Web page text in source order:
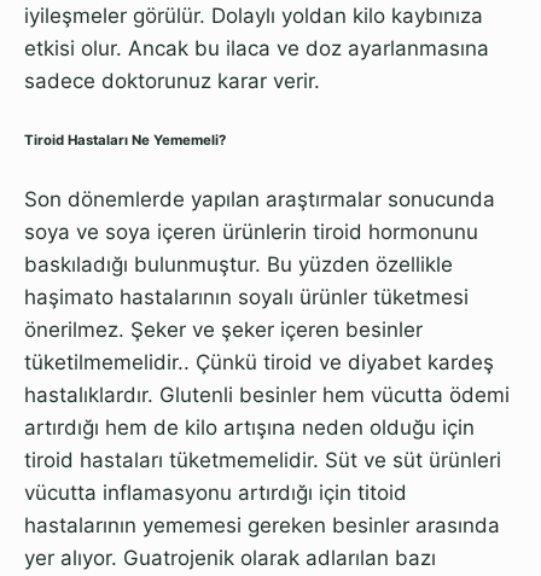
iyileşmeler görülür. Dolaylı yoldan kilo kaybınıza
etkisi olur. Ancak bu ilaca ve doz ayarlanmasına
sadece doktorunuz karar verir.
Tiroid Hastaları Ne Yememeli?
Son dönemlerde yapılan araştırmalar sonucunda
soya ve soya içeren ürünlerin tiroid hormonunu
baskıladığı bulunmuştur. Bu yüzden özellikle
haşimato hastalarının soyalı ürünler tüketmesi
önerilmez. Şeker ve şeker içeren besinler
tüketilmemelidir.. Çünkü tiroid ve diyabet kardeş
hastalıklardır. Glutenli besinler hem vücutta ödemi
artırdığı hem de kilo artışına neden olduğu için
tiroid hastaları tüketmemelidir. Süt ve süt ürünleri
vücutta inflamasyonu artırdığı için titoid
hastalarının yememesi gereken besinler arasında
yer alıyor. Guatrojenik olarak adlarılan bazı